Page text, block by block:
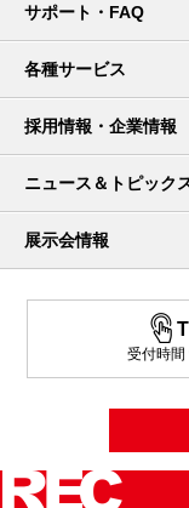
サポート・FAQ
各種サービス
採用情報・企業情報
ニュース＆トピック
展示会情報
受付時間